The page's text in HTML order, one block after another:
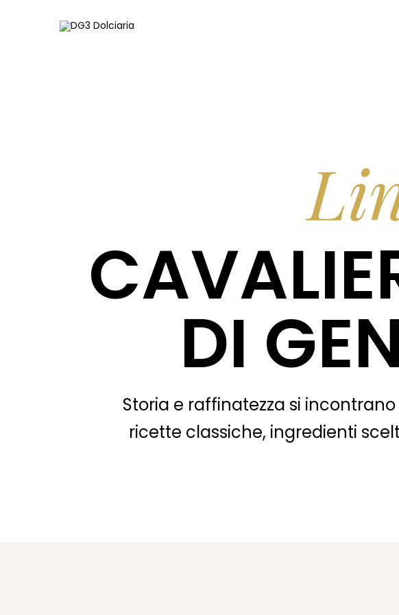
DI
Storia e raffinatezza si
ricette classiche, ingredienti